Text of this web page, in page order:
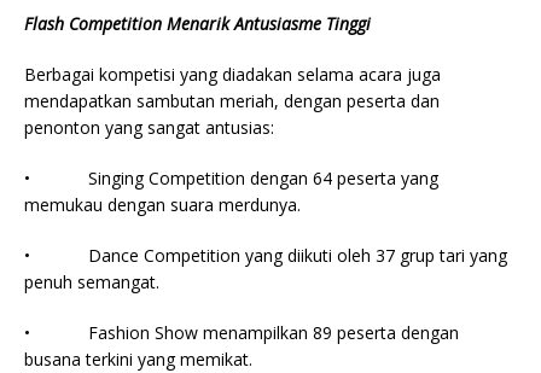
Flash Competition Menarik Antusiasme Tinggi
Berbagai kompetisi yang diadakan selama acara juga
mendapatkan sambutan meriah, dengan peserta dan
penonton yang sangat antusias:
• Singing Competition dengan 64 peserta yang
memukau dengan suara merdunya.
• Dance Competition yang diikuti oleh 37 grup tari yang
penuh semangat.
• Fashion Show menampilkan 89 peserta dengan
busana terkini yang memikat.